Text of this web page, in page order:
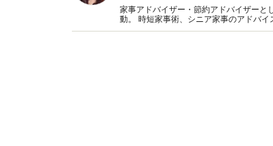
家事アドバイザー・節約アドバイザーと
動。 時短家事術、シニア家事のアドバ
ス削減をテーマにした講演など【著書】